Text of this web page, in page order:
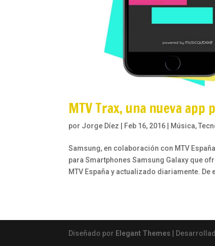
MTV Trax, una nueva
por Jorge Díez Feb 16, 2016 Música,
Samsung, en colaboración con MTV
para Smartphones Samsung Galaxy que
MTV España y actualizado diariamente. De
Diseñado por Elegant Themes |